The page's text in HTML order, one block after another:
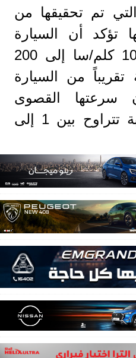
التي تم تحقيقها من
تؤكد أن السيارة
تتسارع حالياً من 100 كلم/سا إلى 200
تقريباً من السيارة
سرعتها القصوى
أصبحت أفضل بنسبة تتراوح بين 1 إلى